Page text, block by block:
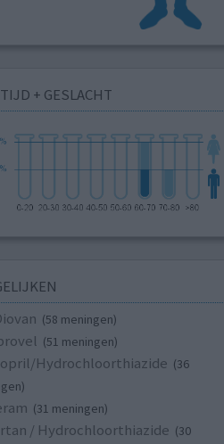
+ GESLACHT
(58 meningen)
(51 meningen)
Hydrochloorthiazide (36
(31 meningen)
/ Hydrochloorthiazide (30